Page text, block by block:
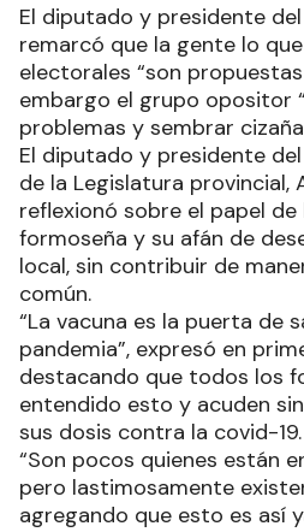
El diputado y presidente
remarcó que la gente lo
electorales “son
embargo el grupo opositor
problemas y sembrar
El diputado y presidente
de la Legislatura provincial,
reflexionó sobre el papel
formoseña y su afán de
local, sin contribuir de
común.
“La vacuna es la puerta de
pandemia”, expresó en
destacando que todos los
entendido esto y acuden
sus dosis contra la covid-19.
“Son pocos quienes están
pero lastimosamente
agregando que esto es así